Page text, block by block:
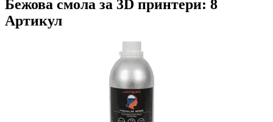
Бежова смола за 3D принтери: 8
Артикул